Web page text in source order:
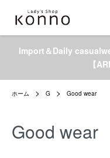
Import＆Daily
【
ホーム G Good wear
Good wear